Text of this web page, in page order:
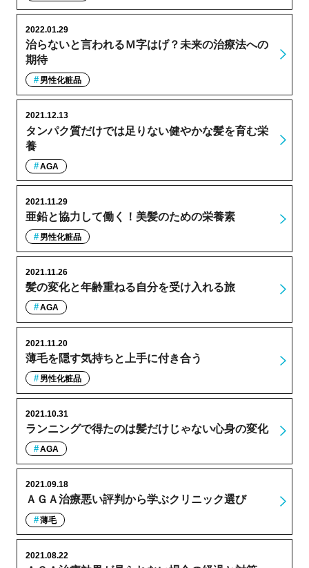
治らないと言われるＭ字はげ？未来の治療法への
期待
2022.01.29
男性化粧品
タンパク質だけでは足りない健やかな髪を育む栄
養
2021.12.13
AGA
亜鉛と協力して働く！美髪のための栄養素
2021.11.29
男性化粧品
髪の変化と年齢重ねる自分を受け入れる旅
2021.11.26
AGA
薄毛を隠す気持ちと上手に付き合う
2021.11.20
男性化粧品
ランニングで得たのは髪だけじゃない心身の変化
2021.10.31
AGA
ＡＧＡ治療悪い評判から学ぶクリニック選び
2021.09.18
薄毛
2021.08.22